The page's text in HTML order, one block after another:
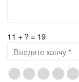
11 + ? = 19